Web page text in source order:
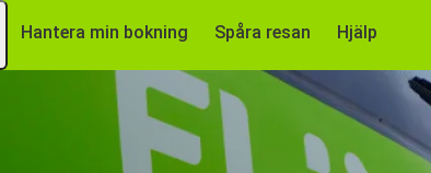
Hantera min bokning Spåra resan Hjälp